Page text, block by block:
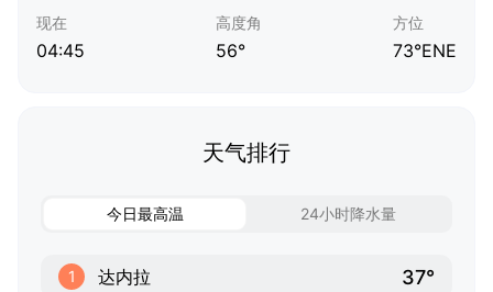
现在
04:45
高度角
56°
方位
73°ENE
天气排行
今日最高温 24小时降水量
1 达内拉 37°